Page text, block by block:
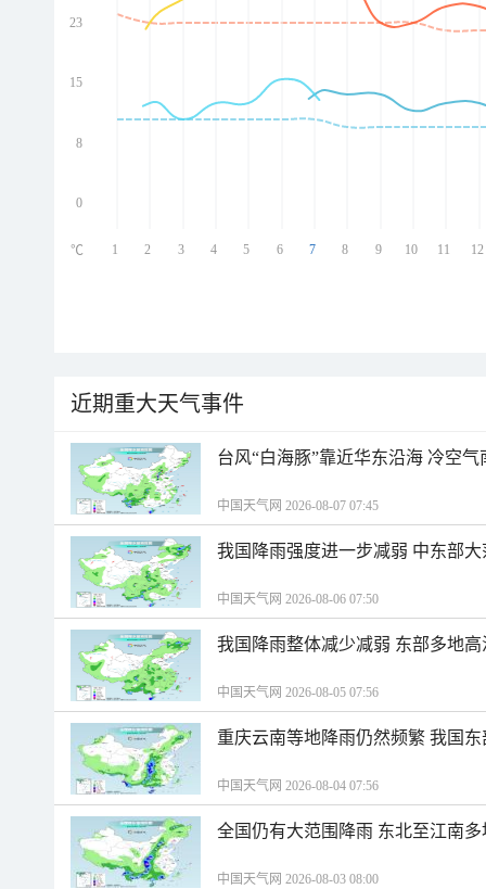
23
15
8
0
1 2 3 4 5 6 7 8 9 10 11 12
℃
近期重大天气事件
台风“白海豚”靠近华东沿海 冷空
中国天气网 2026-08-07 07:45
我国降雨强度进一步减弱 中东部
中国天气网 2026-08-06 07:50
我国降雨整体减少减弱 东部多地
中国天气网 2026-08-05 07:56
重庆云南等地降雨仍然频繁 我国
中国天气网 2026-08-04 07:56
全国仍有大范围降雨 东北至江南
中国天气网 2026-08-03 08:00